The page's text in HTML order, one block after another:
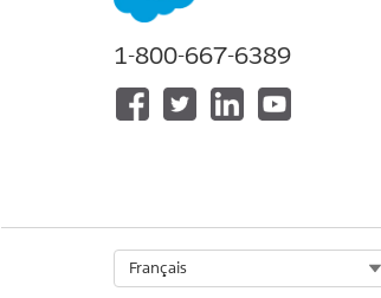
VOIR
Aide de
Aide de
CET
1-800-667-6389
Français